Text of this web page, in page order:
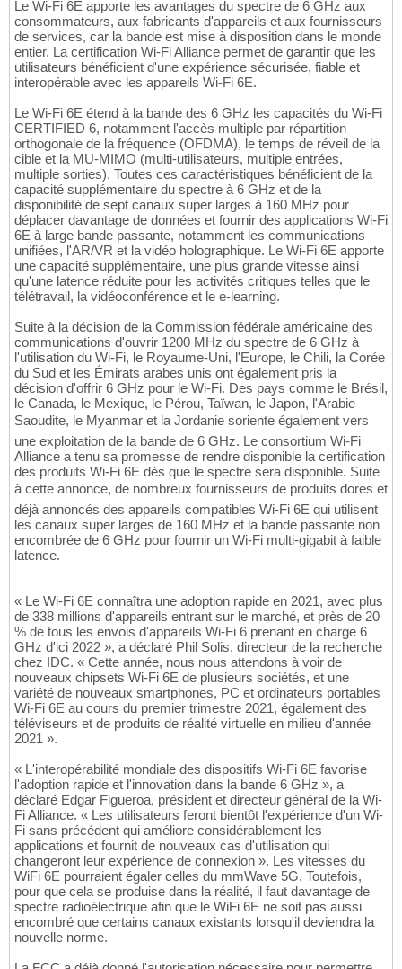
Le Wi-Fi 6E apporte les avantages du spectre de 6 GHz aux
consommateurs, aux fabricants d'appareils et aux fournisseurs
de services, car la bande est mise à disposition dans le monde
entier. La certification Wi-Fi Alliance permet de garantir que les
utilisateurs bénéficient d'une expérience sécurisée, fiable et
interopérable avec les appareils Wi-Fi 6E.
Le Wi-Fi 6E étend à la bande des 6 GHz les capacités du Wi-Fi
CERTIFIED 6, notamment l'accès multiple par répartition
orthogonale de la fréquence (OFDMA), le temps de réveil de la
cible et la MU-MIMO (multi-utilisateurs, multiple entrées,
multiple sorties). Toutes ces caractéristiques bénéficient de la
capacité supplémentaire du spectre à 6 GHz et de la
disponibilité de sept canaux super larges à 160 MHz pour
déplacer davantage de données et fournir des applications Wi-Fi
6E à large bande passante, notamment les communications
unifiées, l'AR/VR et la vidéo holographique. Le Wi-Fi 6E apporte
une capacité supplémentaire, une plus grande vitesse ainsi
qu'une latence réduite pour les activités critiques telles que le
télétravail, la vidéoconférence et le e-learning.
Suite à la décision de la Commission fédérale américaine des
communications d'ouvrir 1200 MHz du spectre de 6 GHz à
l'utilisation du Wi-Fi, le Royaume-Uni, l'Europe, le Chili, la Corée
du Sud et les Émirats arabes unis ont également pris la
décision d'offrir 6 GHz pour le Wi-Fi. Des pays comme le Brésil,
le Canada, le Mexique, le Pérou, Taïwan, le Japon, l'Arabie
Saoudite, le Myanmar et la Jordanie soriente également vers
une exploitation de la bande de 6 GHz. Le consortium Wi-Fi
Alliance a tenu sa promesse de rendre disponible la certification
des produits Wi-Fi 6E dès que le spectre sera disponible. Suite
à cette annonce, de nombreux fournisseurs de produits dores et
déjà annoncés des appareils compatibles Wi-Fi 6E qui utilisent
les canaux super larges de 160 MHz et la bande passante non
encombrée de 6 GHz pour fournir un Wi-Fi multi-gigabit à faible
latence.
« Le Wi-Fi 6E connaîtra une adoption rapide en 2021, avec plus
de 338 millions d'appareils entrant sur le marché, et près de 20
% de tous les envois d'appareils Wi-Fi 6 prenant en charge 6
GHz d'ici 2022 », a déclaré Phil Solis, directeur de la recherche
chez IDC. « Cette année, nous nous attendons à voir de
nouveaux chipsets Wi-Fi 6E de plusieurs sociétés, et une
variété de nouveaux smartphones, PC et ordinateurs portables
Wi-Fi 6E au cours du premier trimestre 2021, également des
téléviseurs et de produits de réalité virtuelle en milieu d'année
2021 ».
« L'interopérabilité mondiale des dispositifs Wi-Fi 6E favorise
l'adoption rapide et l'innovation dans la bande 6 GHz », a
déclaré Edgar Figueroa, président et directeur général de la Wi-
Fi Alliance. « Les utilisateurs feront bientôt l'expérience d'un Wi-
Fi sans précédent qui améliore considérablement les
applications et fournit de nouveaux cas d'utilisation qui
changeront leur expérience de connexion ». Les vitesses du
WiFi 6E pourraient égaler celles du mmWave 5G. Toutefois,
pour que cela se produise dans la réalité, il faut davantage de
spectre radioélectrique afin que le WiFi 6E ne soit pas aussi
encombré que certains canaux existants lorsqu'il deviendra la
nouvelle norme.